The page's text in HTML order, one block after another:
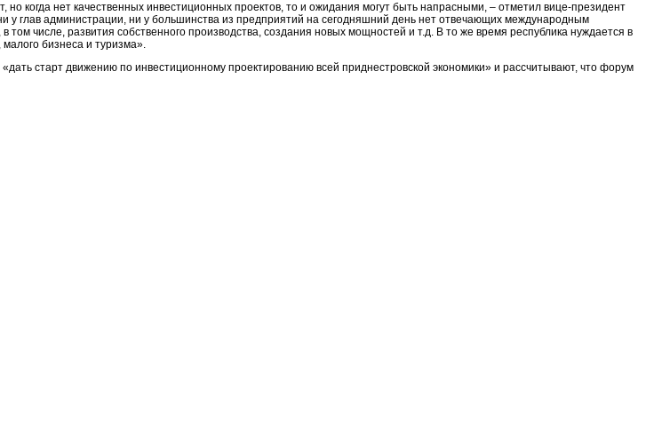
когда нет качественных инвестиционных проектов, то и ожидания могут быть напрасными, – отметил вице-президент
у глав администрации, ни у большинства из предприятий на сегодняшний день нет отвечающих международным
том числе, развития собственного производства, создания новых мощностей и т.д. В то же время республика нуждается в
бизнеса и туризма».
старт движению по инвестиционному проектированию всей приднестровской экономики» и рассчитывают, что форум